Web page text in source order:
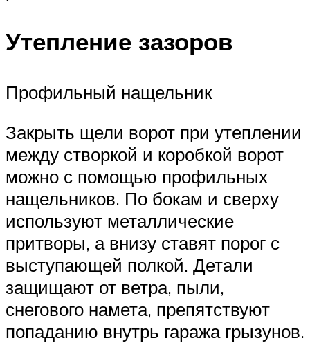
Утепление зазоров
Профильный нащельник
Закрыть щели ворот при утеплении
между створкой и коробкой ворот
можно с помощью профильных
нащельников. По бокам и сверху
используют металлические
притворы, а внизу ставят порог с
выступающей полкой. Детали
защищают от ветра, пыли,
снегового намета, препятствуют
попаданию внутрь гаража грызунов.